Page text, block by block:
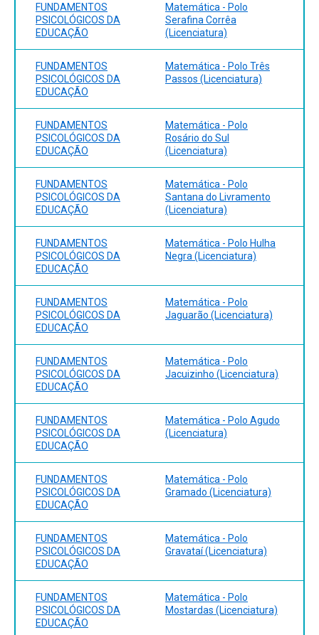
FUNDAMENTOS
PSICOLÓGICOS DA
EDUCAÇÃO
Matemática - Polo
Serafina Corrêa
(Licenciatura)
FUNDAMENTOS
PSICOLÓGICOS DA
EDUCAÇÃO
Matemática - Polo Três
Passos (Licenciatura)
FUNDAMENTOS
PSICOLÓGICOS DA
EDUCAÇÃO
Matemática - Polo
Rosário do Sul
(Licenciatura)
FUNDAMENTOS
PSICOLÓGICOS DA
EDUCAÇÃO
Matemática - Polo
Santana do Livramento
(Licenciatura)
FUNDAMENTOS
PSICOLÓGICOS DA
EDUCAÇÃO
Matemática - Polo Hulha
Negra (Licenciatura)
FUNDAMENTOS
PSICOLÓGICOS DA
EDUCAÇÃO
Matemática - Polo
Jaguarão (Licenciatura)
FUNDAMENTOS
PSICOLÓGICOS DA
EDUCAÇÃO
Matemática - Polo
Jacuizinho (Licenciatura)
FUNDAMENTOS
PSICOLÓGICOS DA
EDUCAÇÃO
Matemática - Polo Agudo
(Licenciatura)
FUNDAMENTOS
PSICOLÓGICOS DA
EDUCAÇÃO
Matemática - Polo
Gramado (Licenciatura)
FUNDAMENTOS
PSICOLÓGICOS DA
EDUCAÇÃO
Matemática - Polo
Gravataí (Licenciatura)
FUNDAMENTOS
PSICOLÓGICOS DA
EDUCAÇÃO
Matemática - Polo
Mostardas (Licenciatura)